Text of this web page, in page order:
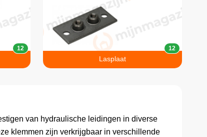
van hydraulische leidingen in diverse
klemmen zijn verkrijgbaar in verschillende
12
Lasplaat
12